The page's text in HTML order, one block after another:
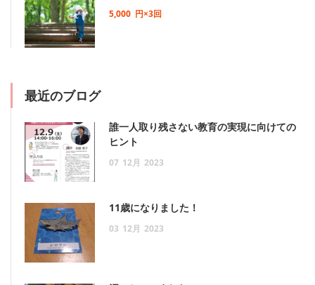
5,000 円×3回
最近のブログ
誰一人取り残さない教育の実現に向けての
ヒント
07 12月 2023
11歳になりました！
03 12月 2023